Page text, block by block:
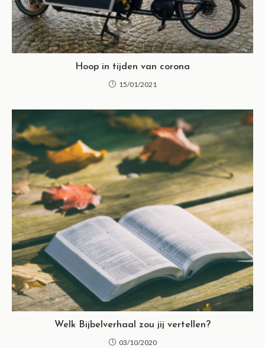
Hoop in tijden van corona
15/01/2021
Welk Bijbelverhaal zou jij vertellen?
03/10/2020